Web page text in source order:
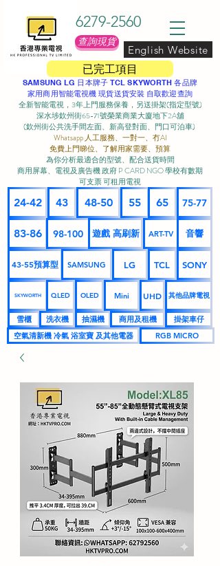
已完工項目
6279-2560
查詢現貨
English Website
SAMSUNG LG 日本牌子 TCL SKYWORTH 各品牌
家用商用智能電視機 現貨送貨安裝 自取歡迎查詢
全新智能電視，3年上門服務保養，另送掛架(指定型號)
深水埗欽州街65-71號榮業商業大廈地下2A舖
(欽州街公共洗手間左面、新高登對面、門口可泊車) ​
Whatsapp 人工服務、一對一、冇AI
免費上門睇位、了解用家需要、預算
為你分析最適合的型號、配合送貨時間
商用屏幕、電視及廣告機 政府 P CARD NGO 學校有數期
可支票 可租用電視
24-42 43 48-50 55 65 75-77
83-86 98-100 遊戲 高刷新 ART-TV 音響
43-55預算型 SAMSUNG LG TCL SONY
SKYWORTH QLED OLED Mini UHD 其他品牌電視
雪櫃 洗衣機 抽濕機 商用及租機
掛架車仔
空氣清新機 冷氣 浴室寶 及其他電器
RGB MICRO